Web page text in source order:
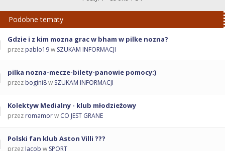
Podobne tematy
Gdzie i z kim mozna grac w bham w pilke nozna?
przez pablo19w SZUKAM INFORMACJI
pilka nozna-mecze-bilety-panowie pomocy:)
przez bogini8w SZUKAM INFORMACJI
Kolektyw Medialny - klub młodzieżowy
przez romamorw CO JEST GRANE
Polski fan klub Aston Villi ???
przez Jacob w SPORT